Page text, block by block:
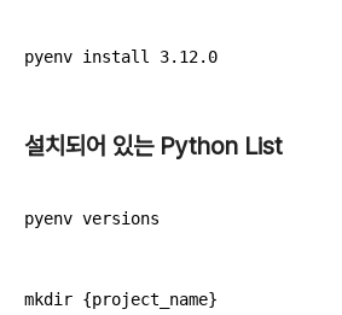
pyenv install 3.12.0
설치되어 있는 Python List
pyenv versions